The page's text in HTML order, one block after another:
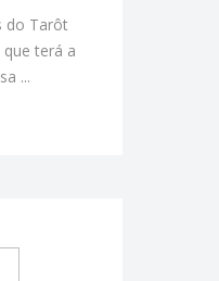
do Tarôt
terá a
...